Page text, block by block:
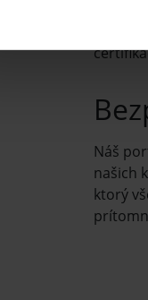
Náš
našich
ktorý